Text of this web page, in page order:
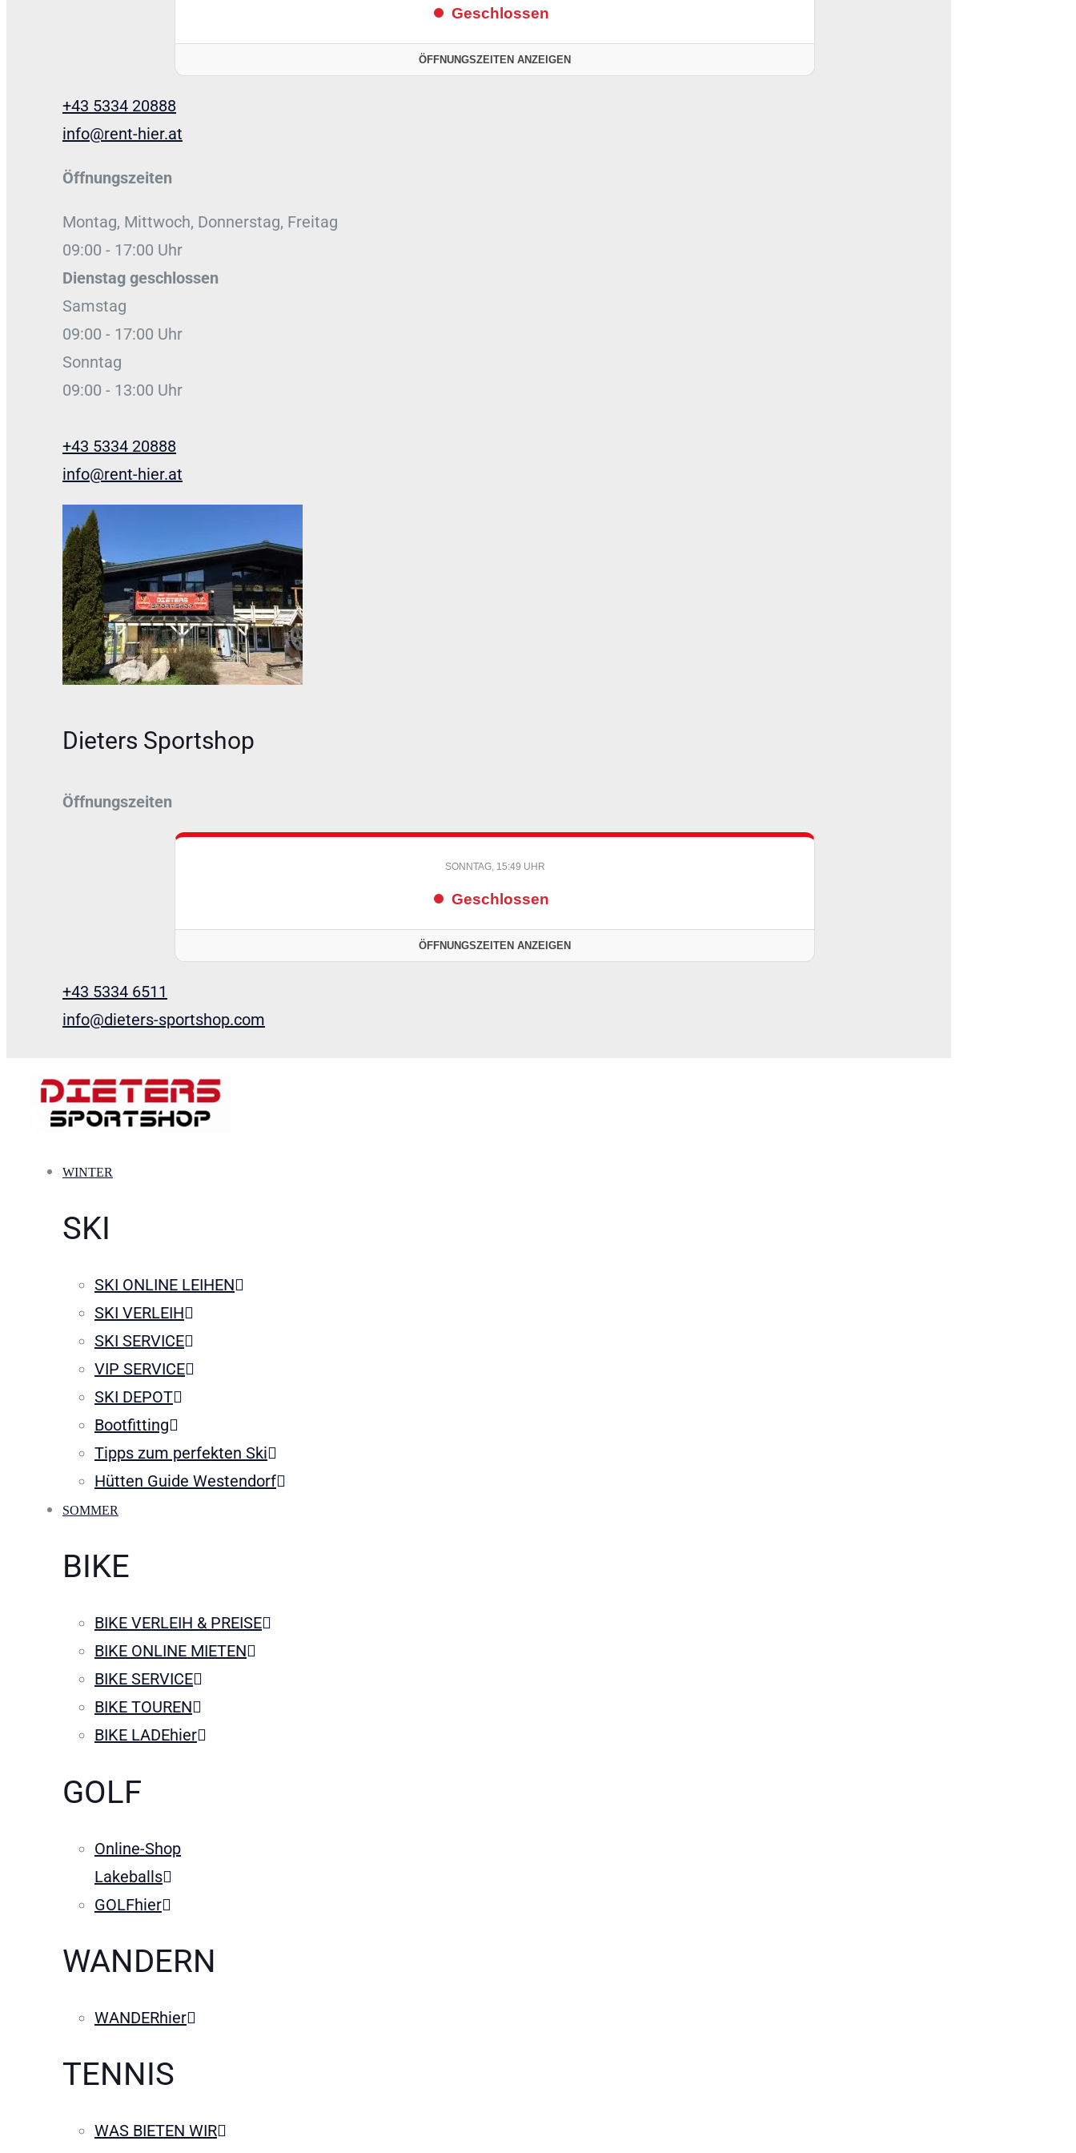
Geschlossen
ÖFFNUNGSZEITEN ANZEIGEN
+43 5334 20888
info@rent-hier.at
Öffnungszeiten
Montag, Mittwoch, Donnerstag, Freitag
09:00 - 17:00 Uhr
Dienstag geschlossen
Samstag
09:00 - 17:00 Uhr
Sonntag
09:00 - 13:00 Uhr
+43 5334 20888
info@rent-hier.at
Dieters Sportshop
Öffnungszeiten
SONNTAG, 15:49 UHR
Geschlossen
ÖFFNUNGSZEITEN ANZEIGEN
+43 5334 6511
info@dieters-sportshop.com
WINTER
SKI
SKI ONLINE LEIHEN
SKI VERLEIH
SKI SERVICE
VIP SERVICE
SKI DEPOT
Bootfitting
Tipps zum perfekten Ski
Hütten Guide Westendorf
SOMMER
BIKE
BIKE VERLEIH & PREISE
BIKE ONLINE MIETEN
BIKE SERVICE
BIKE TOUREN
BIKE LADEhier
GOLF
Online-Shop
Lakeballs
GOLFhier
WANDERN
WANDERhier
TENNIS
WAS BIETEN WIR